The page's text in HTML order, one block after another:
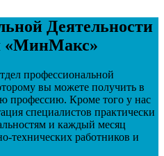
Деятельности
«МинМакс»
профессиональной
вы можете получить в
профессию. Кроме того у нас
специалистов практически
и каждый месяц
технических работников и